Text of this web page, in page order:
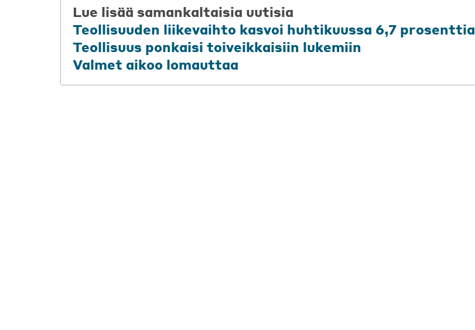
Lue lisää samankaltaisia uutisia
Teollisuuden liikevaihto kasvoi huhtikuussa 6,7 prosenttia
Teollisuus ponkaisi toiveikkaisiin lukemiin
Valmet aikoo lomauttaa